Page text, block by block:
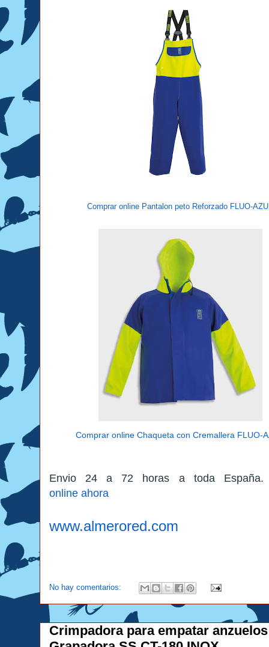
Comprar online Pantalon peto Reforzado FLUO-
Comprar online Chaqueta con Cremallera FLUO-
Envio 24 a 72 horas a toda España.
online ahora
www.almerored.com
No hay comentarios:
Crimpadora para empatar anzuelos